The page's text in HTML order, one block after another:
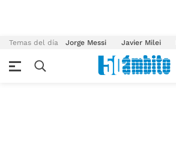
Temas del día Jorge Messi Javier Milei